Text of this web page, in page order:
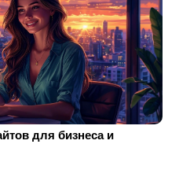
для бизнеса и